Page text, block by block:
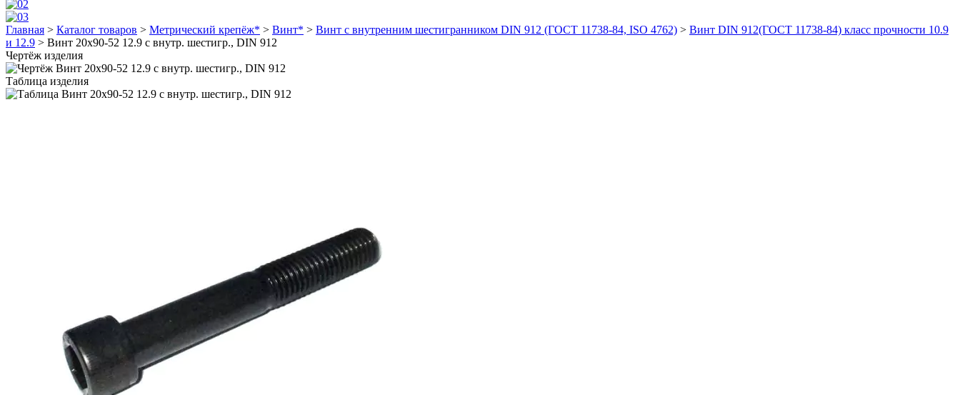
Главная > Каталог товаров > Метрический крепёж* > Винт* > Винт с внутренним шестигранником DIN 912 (ГОСТ 11738-84, ISO 4762) > Винт DIN 912(ГОСТ 11738-84) класс прочности 10.9
и 12.9 > Винт 20х90-52 12.9 с внутр. шестигр., DIN 912
Чертёж изделия
Таблица изделия